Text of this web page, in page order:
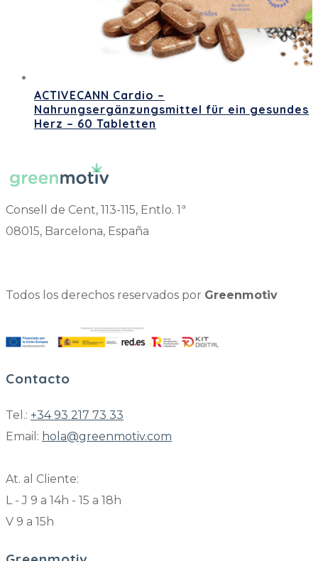
ACTIVECANN Cardio –
Nahrungsergänzungsmittel für ein gesundes
Herz – 60 Tabletten
Consell de Cent, 113-115, Entlo. 1ª
08015, Barcelona, España
Todos los derechos reservados por Greenmotiv
Contacto
Tel.: +34 93 217 73 33
Email: hola@greenmotiv.com
At. al Cliente:
L - J 9 a 14h - 15 a 18h
V 9 a 15h